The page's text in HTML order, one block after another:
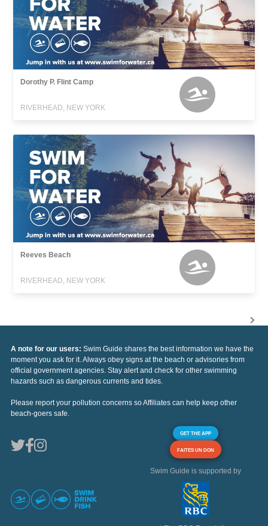
Dorothy P. Flint Camp
RIVERHEAD, NEW YORK
Reeves Beach
RIVERHEAD, NEW YORK
A note for our users: Swim Guide shares the best information we have the
moment you ask for it. Always obey signs at the beach or advisories from
official government agencies. Stay alert and check for other swimming
hazards such as dangerous currents and tides.
Please report your pollution concerns so Affiliates can help keep other
beach-goers safe.
GET THE APP
FAITES UN DON
Swim Guide is supported by